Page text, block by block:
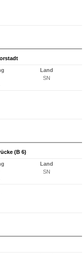
Land
SN
(B 6)
Land
SN